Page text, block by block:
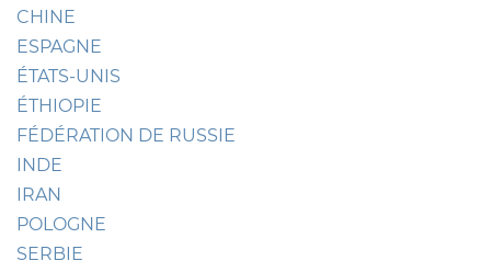
CHINE
ESPAGNE
ÉTATS-UNIS
ÉTHIOPIE
FÉDÉRATION DE RUSSIE
INDE
IRAN
POLOGNE
SERBIE